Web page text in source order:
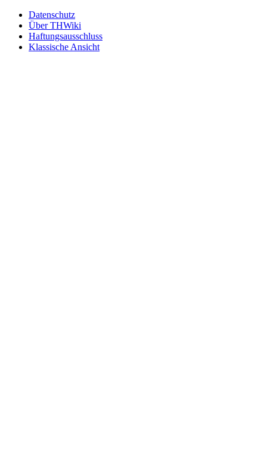
Datenschutz
Über THWiki
Haftungsausschluss
Klassische Ansicht